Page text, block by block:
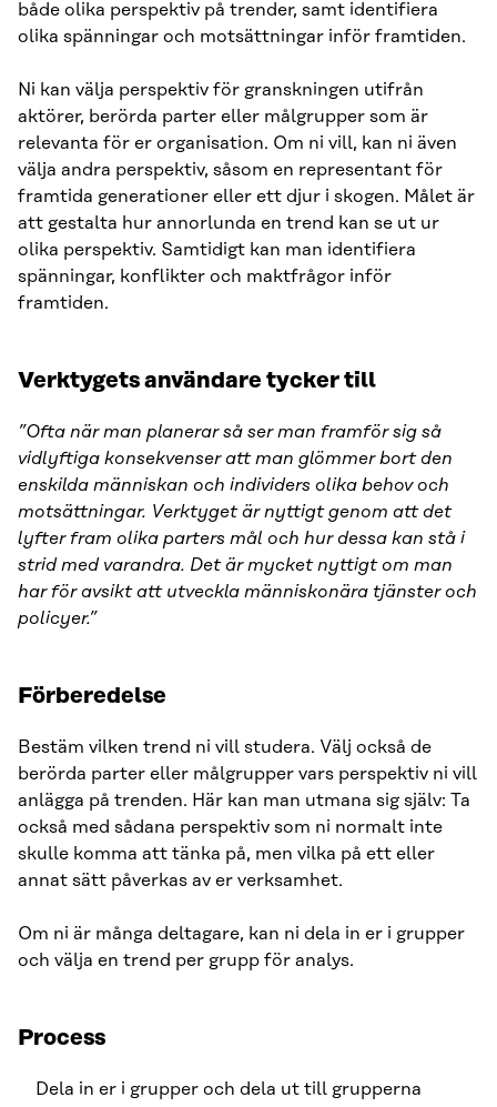
både olika perspektiv på trender, samt identifiera
olika spänningar och motsättningar inför framtiden.
Ni kan välja perspektiv för granskningen utifrån
aktörer, berörda parter eller målgrupper som är
relevanta för er organisation. Om ni vill, kan ni även
välja andra perspektiv, såsom en representant för
framtida generationer eller ett djur i skogen. Målet är
att gestalta hur annorlunda en trend kan se ut ur
olika perspektiv. Samtidigt kan man identifiera
spänningar, konflikter och maktfrågor inför
framtiden.
Verktygets användare tycker till
”Ofta när man planerar så ser man framför sig så
vidlyftiga konsekvenser att man glömmer bort den
enskilda människan och individers olika behov och
motsättningar. Verktyget är nyttigt genom att det
lyfter fram olika parters mål och hur dessa kan stå i
strid med varandra. Det är mycket nyttigt om man
har för avsikt att utveckla människonära tjänster och
policyer.”
Förberedelse
Bestäm vilken trend ni vill studera. Välj också de
berörda parter eller målgrupper vars perspektiv ni vill
anlägga på trenden. Här kan man utmana sig själv: Ta
också med sådana perspektiv som ni normalt inte
skulle komma att tänka på, men vilka på ett eller
annat sätt påverkas av er verksamhet.
Om ni är många deltagare, kan ni dela in er i grupper
och välja en trend per grupp för analys.
Process
Dela in er i grupper och dela ut till grupperna